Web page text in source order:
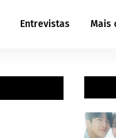
Entrevistas Mais